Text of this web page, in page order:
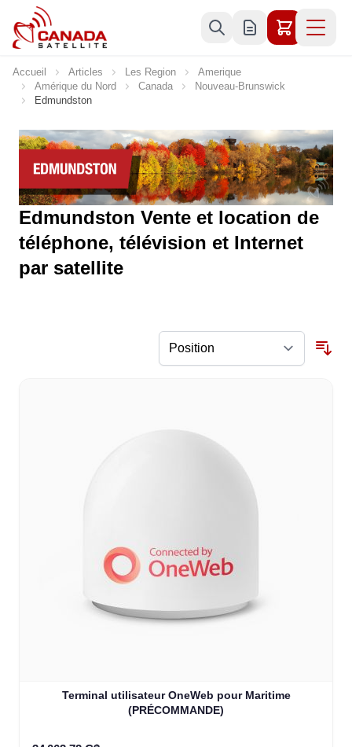
Allez au contenu
Accueil Articles Les Region
Amerique
Amérique du Nord
Canada
Nouveau-Brunswick
Edmundston
Edmundston Vente et location de
téléphone, télévision et Internet
par satellite
Terminal utilisateur OneWeb pour Maritime
(PRÉCOMMANDE)